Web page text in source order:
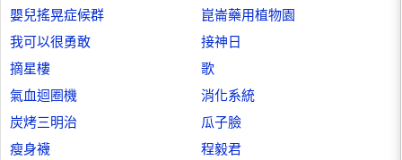
嬰兒搖晃症候群
崑崙藥用植物園
我可以很勇敢
接神日
摘星樓
歌
氣血迴圈機
消化系統
炭烤三明治
瓜子臉
瘦身襪
程毅君